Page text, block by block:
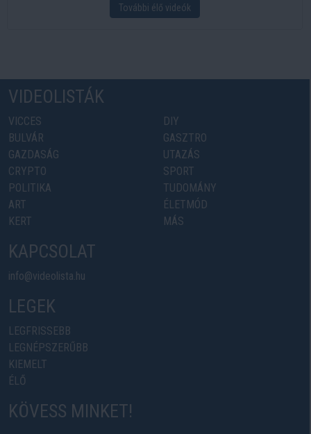
További élő videók
VIDEOLISTÁK
VICCES
BULVÁR
GAZDASÁG
CRYPTO
POLITIKA
ART
KERT
DIY
GASZTRO
UTAZÁS
SPORT
TUDOMÁNY
ÉLETMÓD
MÁS
KAPCSOLAT
info@videolista.hu
LEGEK
LEGFRISSEBB
LEGNÉPSZERŰBB
KIEMELT
ÉLŐ
KÖVESS MINKET!